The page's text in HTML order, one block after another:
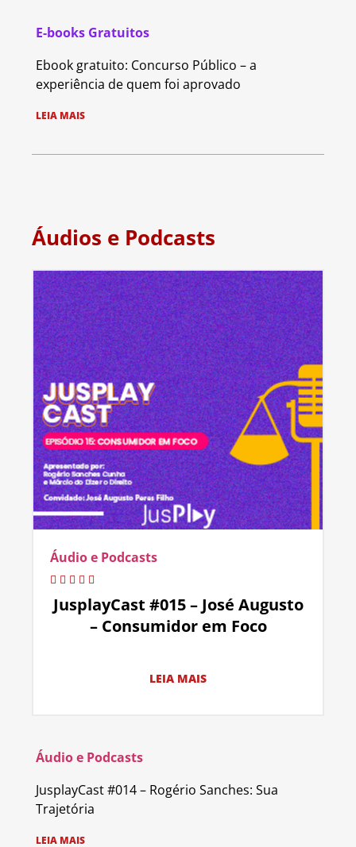
E-books Gratuitos
Ebook gratuito: Concurso Público – a
experiência de quem foi aprovado
LEIA MAIS
Áudios e Podcasts
Áudio e Podcasts
JusplayCast #015 – José Augusto
– Consumidor em Foco
LEIA MAIS
Áudio e Podcasts
JusplayCast #014 – Rogério Sanches: Sua
Trajetória
LEIA MAIS